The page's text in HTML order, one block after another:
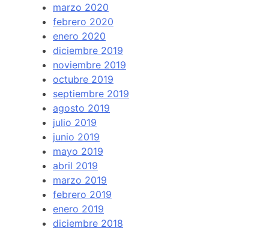
marzo 2020
febrero 2020
enero 2020
diciembre 2019
noviembre 2019
octubre 2019
septiembre 2019
agosto 2019
julio 2019
junio 2019
mayo 2019
abril 2019
marzo 2019
febrero 2019
enero 2019
diciembre 2018